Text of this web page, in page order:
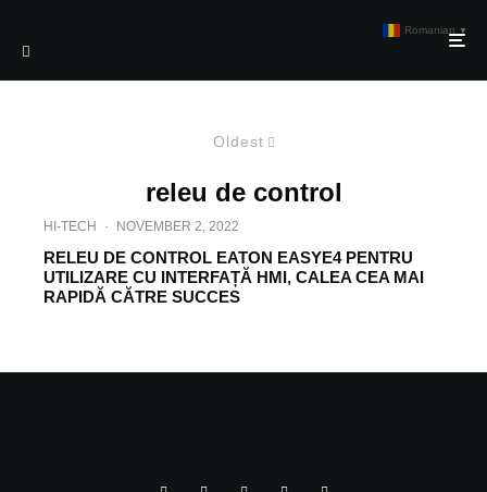
Oldest
releu de control
HI-TECH · NOVEMBER 2, 2022
RELEU DE CONTROL EATON EASYE4 PENTRU
UTILIZARE CU INTERFAȚĂ HMI, CALEA CEA MAI
RAPIDĂ CĂTRE SUCCES
Romanian ▼